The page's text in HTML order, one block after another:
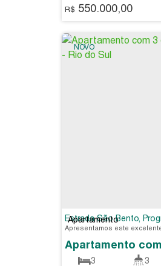
R$ 550.000,00
200.00m²
NOVO
Apartamento
Estrada São Bento,
3 3